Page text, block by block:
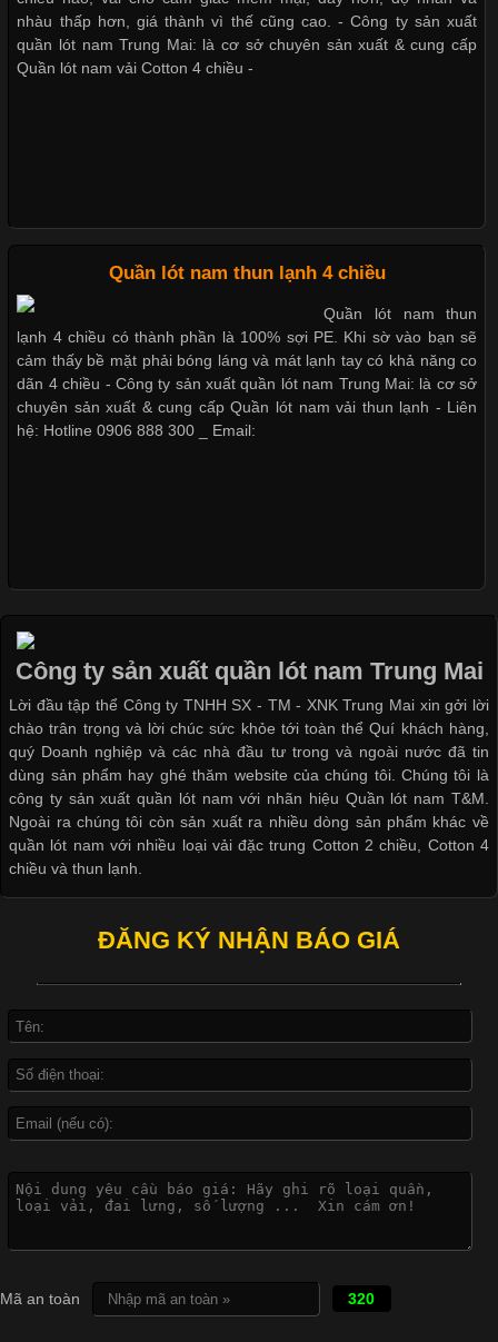
nhất trong ngành thời trang nhờ đặc tính co giãn, mềm mại và
thoải mái khi mặc. Từ áo thun, đồ thể thao cho đến đồ lót nam,
vải thun luôn đóng vai trò quan trọng trong quá trình sản xuất.
Cập nhật 2026-05-09 15:58:23
Các Form Áo Thun Phổ Biến Hiện Nay Và Xu Hướng Trong
Ngành May Mặc Áo thun là một trong những trang phục quen
thuộc và được sử dụng phổ biến nhất hiện nay. Không chỉ đa
dạng về màu sắc hay chất liệu, áo thun còn có nhiều form dáng
khác nhau để phù hợp với từng phong cách thời trang và nhu
cầu
Áo phông là một trong những trang phục phổ biến nhất trong
đời sống hiện đại nhờ sự tiện lợi, thoải mái và dễ phối đồ.
Không chỉ xuất hiện trong thời trang thường ngày, áo phông còn
được ứng dụng rộng rãi trong ngành sản xuất may mặc, đặc
biệt là các sản phẩm từ vải thun. Hiện nay,
Công Nghệ In Chuyển Nhiệt Trong Ngành Thời Trang Hiện
Cập nhật 2026-04-21 15:41:03
In Chuyển Nhiệt Là Gì? Công Nghệ In Hiện Đại Trong Ngành
là một trong những công nghệ phổ biến nhờ khả năng tạo ra
dụng rộng rãi trong sản xuất áo thun, đồ thể thao
Vì Sao Cơ Sở Sản Xuất Quần Lót Nam Ưa Chuộng Vải
Cotton?
Vải cotton là một trong những chất liệu được sử dụng rộng rãi
Quần lót nam boxer thun lạnh
nhàu thấp hơn, giá thành vì thế cũng cao. - Công ty sản xuất
quần lót nam Trung Mai: là cơ sở chuyên sản xuất & cung cấp
Quần lót nam vải Cotton 4 chiều -
Quần lót nam thun lạnh 4 chiều
Quần lót nam thun
lạnh 4 chiều có thành phần là 100% sợi PE. Khi sờ vào bạn sẽ
cảm thấy bề mặt phải bóng láng và mát lạnh tay có khả năng co
dãn 4 chiều - Công ty sản xuất quần lót nam Trung Mai: là cơ sở
chuyên sản xuất & cung cấp Quần lót nam vải thun lạnh - Liên
hệ: Hotline 0906 888 300 _ Email:
Công ty sản xuất quần lót nam Trung Mai
Lời đầu tập thể Công ty TNHH SX - TM - XNK Trung Mai xin gởi lời
chào trân trọng và lời chúc sức khỏe tới toàn thể Quí khách hàng,
quý Doanh nghiệp và các nhà đầu tư trong và ngoài nước đã tin
dùng sản phẩm hay ghé thăm website của chúng tôi. Chúng tôi là
công ty sản xuất quần lót nam với nhãn hiệu Quần lót nam T&M.
Ngoài ra chúng tôi còn sản xuất ra nhiều dòng sản phẩm khác về
quần lót nam với nhiều loại vải đặc trung Cotton 2 chiều, Cotton 4
chiều và thun lạnh.
ĐĂNG KÝ NHẬN BÁO GIÁ
Mã an toàn 320